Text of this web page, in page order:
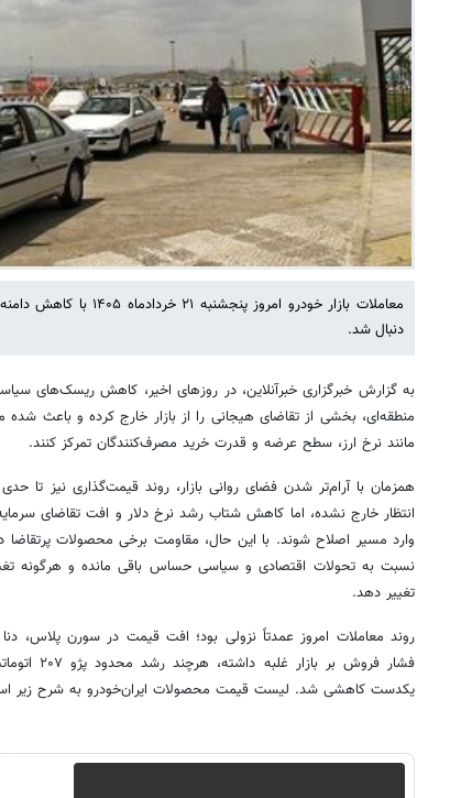
معاملات بازار خودرو
دنبال شد.
به گزارش خبرگزاری خبرآنلاین، در روزهای اخیر، کاهش ریسک‌های
منطقه‌ای، بخشی از تقاضای هیجانی را از بازار خارج کرده و باعث شده
مانند نرخ ارز، سطح عرضه و قدرت خرید مصرف‌کنندگان تمرکز کنند.
همزمان با آرام‌تر شدن فضای روانی بازار، روند قیمت‌گذاری نیز تا
انتظار خارج نشده، اما کاهش شتاب رشد نرخ دلار و افت تقاضای
وارد مسیر اصلاح شوند. با این حال، مقاومت برخی محصولات
نسبت به تحولات اقتصادی و سیاسی حساس باقی مانده و هرگونه
تغییر دهد.
روند معاملات امروز عمدتاً نزولی بود؛ افت قیمت در سورن پلاس،
فشار
یکدست کاهشی شد. لیست قیمت محصولات ایران‌خودرو به شرح زیر